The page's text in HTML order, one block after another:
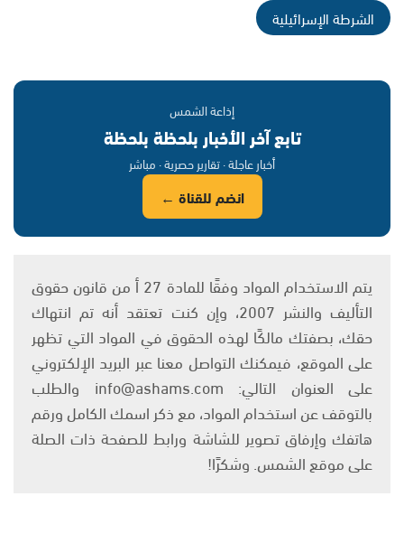
الشرطة الإسرائيلية
إذاعة الشمس
تابع آخر الأخبار بلحظة بلحظة
أخبار عاجلة · تقارير حصرية · مباشر
انضم للقناة ←
يتم الاستخدام المواد وفقًا للمادة 27 أ من قانون حقوق
التأليف والنشر 2007، وإن كنت تعتقد أنه تم انتهاك
حقك، بصفتك مالكًا لهذه الحقوق في المواد التي تظهر
على الموقع، فيمكنك التواصل معنا عبر البريد الإلكتروني
على العنوان التالي: info@ashams.com والطلب
بالتوقف عن استخدام المواد، مع ذكر اسمك الكامل ورقم
هاتفك وإرفاق تصوير للشاشة ورابط للصفحة ذات الصلة
على موقع الشمس. وشكرًا!